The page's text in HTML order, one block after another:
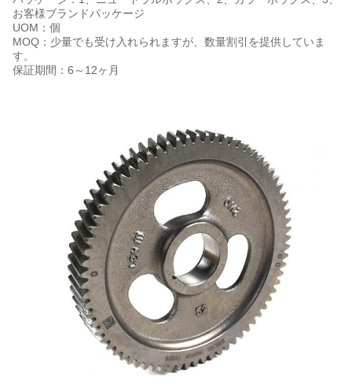
お客様ブランドパッケージ
UOM：個
MOQ：少量でも受け入れられますが、数量割引を提供していま
す。
保証期間：6～12ヶ月